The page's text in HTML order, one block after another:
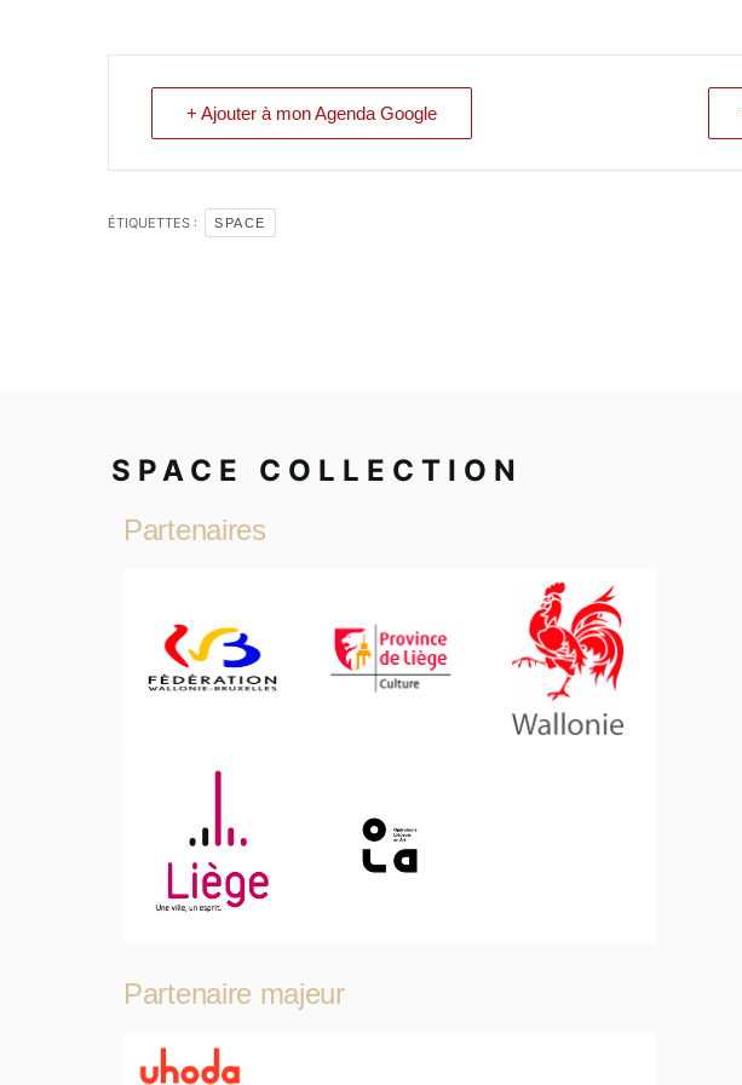
+ Ajouter à mon Agenda Google
ÉTIQUETTES : SPACE
SPACE COLLECTION
Partenaires
Partenaire majeur